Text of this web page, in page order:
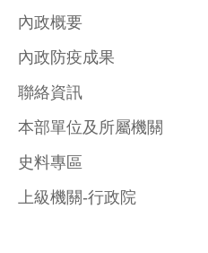
內政概要
內政防疫成果
聯絡資訊
本部單位及所屬機關
史料專區
上級機關-行政院